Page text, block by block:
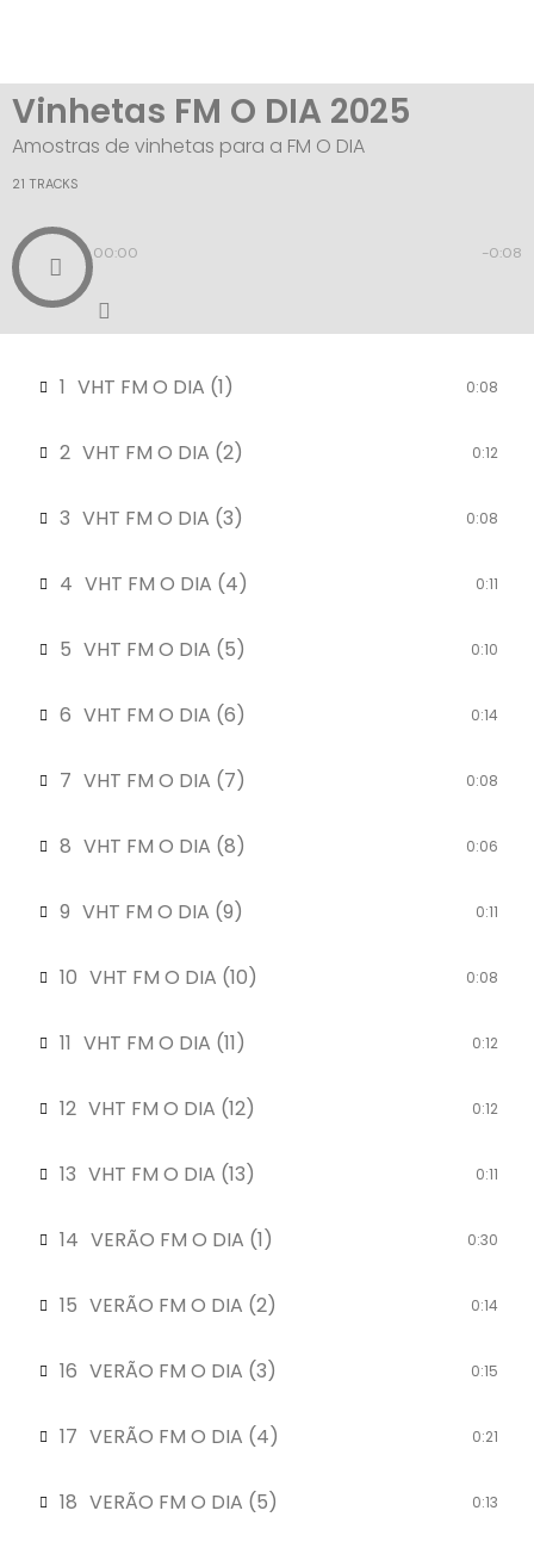
Vinhetas FM O DIA 2025
Amostras de vinhetas para a FM O DIA
21 TRACKS
00:00 -0:08
1 VHT FM O DIA (1) 0:08
2 VHT FM O DIA (2) 0:12
3 VHT FM O DIA (3) 0:08
4 VHT FM O DIA (4) 0:11
5 VHT FM O DIA (5) 0:10
6 VHT FM O DIA (6) 0:14
7 VHT FM O DIA (7) 0:08
8 VHT FM O DIA (8) 0:06
9 VHT FM O DIA (9) 0:11
10 VHT FM O DIA (10) 0:08
11 VHT FM O DIA (11) 0:12
12 VHT FM O DIA (12) 0:12
13 VHT FM O DIA (13) 0:11
14 VERÃO FM O DIA (1) 0:30
15 VERÃO FM O DIA (2) 0:14
16 VERÃO FM O DIA (3) 0:15
17 VERÃO FM O DIA (4) 0:21
18 VERÃO FM O DIA (5) 0:13